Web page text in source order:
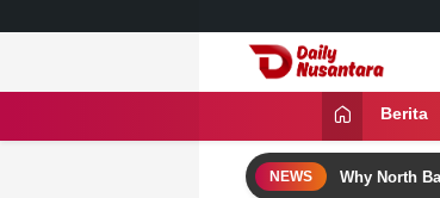
Daily Nusantara
Menyajikan Fakta,Berita
NEWS
Why North Bali Is